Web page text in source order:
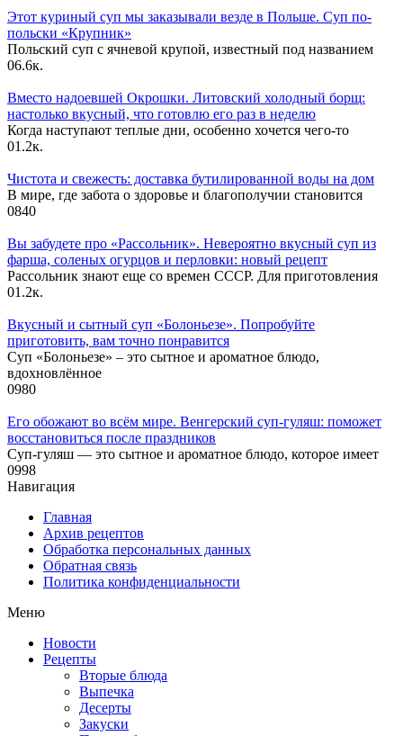
Этот куриный суп мы заказывали везде в Польше. Суп по-
польски «Крупник»
Польский суп с ячневой крупой, известный под названием
06.6к.
Вместо надоевшей Окрошки. Литовский холодный борщ:
настолько вкусный, что готовлю его раз в неделю
Когда наступают теплые дни, особенно хочется чего-то
01.2к.
Чистота и свежесть: доставка бутилированной воды на дом
В мире, где забота о здоровье и благополучии становится
0840
Вы забудете про «Рассольник». Невероятно вкусный суп из
фарша, соленых огурцов и перловки: новый рецепт
Рассольник знают еще со времен СССР. Для приготовления
01.2к.
Вкусный и сытный cуп «Болоньезе». Попробуйте
приготовить, вам точно понравится
Суп «Болоньезе» – это сытное и ароматное блюдо,
вдохновлённое
0980
Его обожают во всём мире. Венгерский суп-гуляш: поможет
восстановиться после праздников
Суп-гуляш — это сытное и ароматное блюдо, которое имеет
0998
Навигация
Главная
Архив рецептов
Обработка персональных данных
Обратная связь
Политика конфиденциальности
Меню
Новости
Рецепты
Вторые блюда
Выпечка
Десерты
Закуски